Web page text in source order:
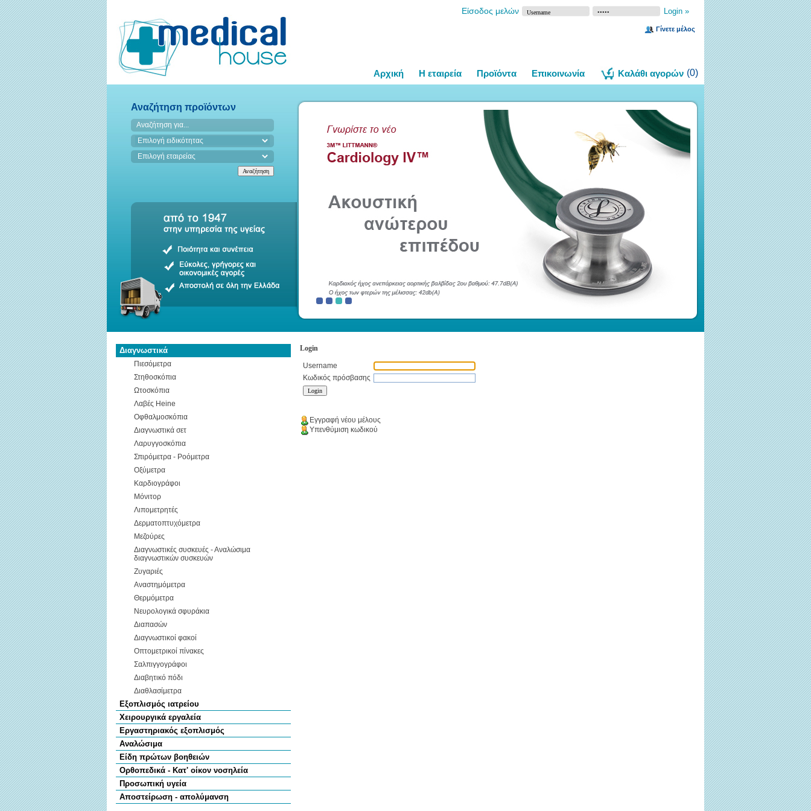
Είσοδος μελών
Γίνετε μέλος
Αρχική Η εταιρεία Προϊόντα Επικοινωνία Καλάθι αγορών (0)
Αναζήτηση προϊόντων
Διαγνωστικά
Πιεσόμετρα
Στηθοσκόπια
Ωτοσκόπια
Λαβές Heine
Οφθαλμοσκόπια
Διαγνωστικά σετ
Λαρυγγοσκόπια
Σπιρόμετρα - Ροόμετρα
Οξύμετρα
Καρδιογράφοι
Μόνιτορ
Λιπομετρητές
Δερματοπτυχόμετρα
Μεζούρες
Διαγνωστικές συσκευές - Αναλώσιμα
διαγνωστικών συσκευών
Ζυγαριές
Αναστημόμετρα
Θερμόμετρα
Νευρολογικά σφυράκια
Διαπασών
Διαγνωστικοί φακοί
Οπτομετρικοί πίνακες
Σαλπιγγογράφοι
Διαβητικό πόδι
Διαθλασίμετρα
Εξοπλισμός ιατρείου
Χειρουργικά εργαλεία
Εργαστηριακός εξοπλισμός
Αναλώσιμα
Είδη πρώτων βοηθειών
Ορθοπεδικά - Κατ' οίκον νοσηλεία
Προσωπική υγεία
Αποστείρωση - απολύμανση
Login
Username
Κωδικός πρόσβασης
Εγγραφή νέου μέλους
Υπενθύμιση κωδικού